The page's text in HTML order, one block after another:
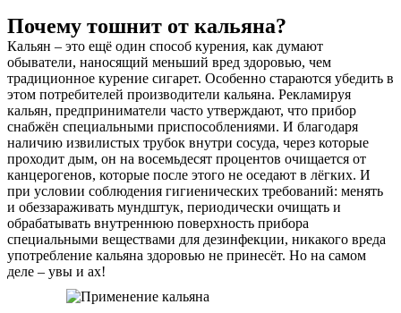
Почему тошнит от кальяна?
Кальян – это ещё один способ курения, как думают
обыватели, наносящий меньший вред здоровью, чем
традиционное курение сигарет. Особенно стараются убедить в
этом потребителей производители кальяна. Рекламируя
кальян, предприниматели часто утверждают, что прибор
снабжён специальными приспособлениями. И благодаря
наличию извилистых трубок внутри сосуда, через которые
проходит дым, он на восемьдесят процентов очищается от
канцерогенов, которые после этого не оседают в лёгких. И
при условии соблюдения гигиенических требований: менять
и обеззараживать мундштук, периодически очищать и
обрабатывать внутреннюю поверхность прибора
специальными веществами для дезинфекции, никакого вреда
употребление кальяна здоровью не принесёт. Но на самом
деле – увы и ах!